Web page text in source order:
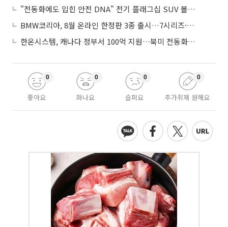
"전동화에도 입힌 안전 DNA" 전기 플래그십 SUV 볼보 'EX90'
BMW코리아, 8월 온라인 한정판 3종 출시…7시리즈·X7·M340i 투어링
한온시스템, 캐나다 정부서 100억 지원…북미 전동화 시장 가속
좋아요
0
화나요
0
슬퍼요
0
추가취재 원해요
0